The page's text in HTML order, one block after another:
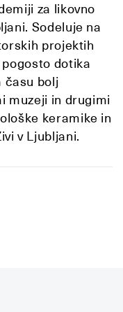
za likovno
Sodeluje na
projektih
dotika
času bolj
muzeji in drugimi
keramike in
v Ljubljani.